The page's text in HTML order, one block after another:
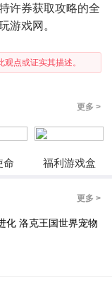
许券获取攻略的全
游戏网。
点或证实其描述。
更多 >
命 福利游戏盒
更多 >
化 洛克王国世界宠物